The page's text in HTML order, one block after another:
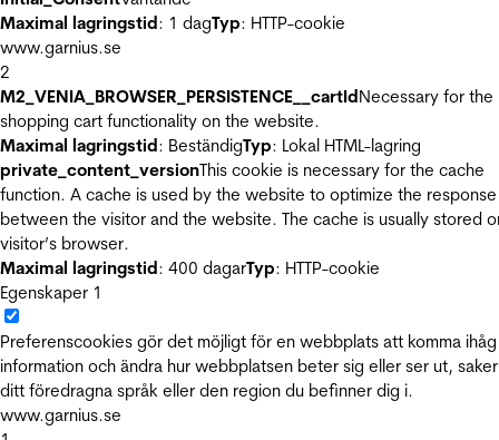
Maximal lagringstid: 1 dagTyp: HTTP-cookie
www.garnius.se
2
M2_VENIA_BROWSER_PERSISTENCE__cartIdNecessary for the
shopping cart functionality on the website.
Maximal lagringstid: BeständigTyp: Lokal HTML-lagring
private_content_versionThis cookie is necessary for the cache
function. A cache is used by the website to optimize the
between the visitor and the website. The cache is usually stored
visitor’s browser.
Maximal lagringstid: 400 dagarTyp: HTTP-cookie
Egenskaper 1
Preferenscookies gör det möjligt för en webbplats att komma ihåg
information och ändra hur webbplatsen beter sig eller ser ut,
ditt föredragna språk eller den region du befinner dig i.
www.garnius.se